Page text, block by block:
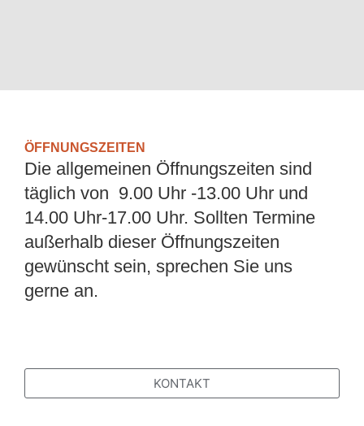
ÖFFNUNGSZEITEN
Die allgemeinen Öffnungszeiten sind
täglich von 9.00 Uhr -13.00 Uhr und
14.00 Uhr-17.00 Uhr. Sollten Termine
außerhalb dieser Öffnungszeiten
gewünscht sein, sprechen Sie uns
gerne an.
KONTAKT